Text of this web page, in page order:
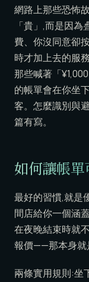
網路上那些恐怖
「貴」,而是因為
費、你沒同意卻
時才加上去的服
那些喊著「
的帳單會在你坐
客。怎麼識別與
篇有寫。
如何讓帳單
最好的習慣,就是
間店給你一個涵
在夜晚結束時就
報價——那本身就
兩條實用規則:坐